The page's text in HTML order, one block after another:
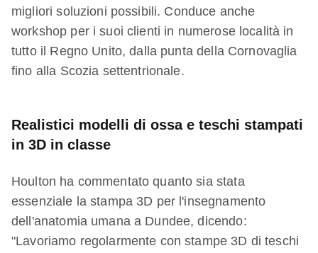
migliori soluzioni possibili. Conduce anche
workshop per i suoi clienti in numerose località in
tutto il Regno Unito, dalla punta della Cornovaglia
fino alla Scozia settentrionale.
Realistici modelli di ossa e teschi stampati
in 3D in classe
Houlton ha commentato quanto sia stata
essenziale la stampa 3D per l'insegnamento
dell'anatomia umana a Dundee, dicendo:
"Lavoriamo regolarmente con stampe 3D di teschi